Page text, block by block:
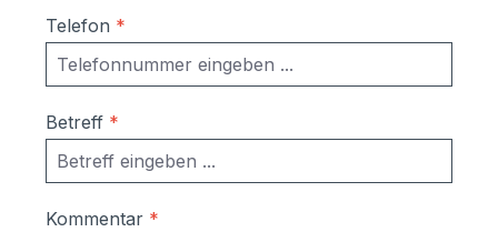
Telefon *
Betreff *
Kommentar *